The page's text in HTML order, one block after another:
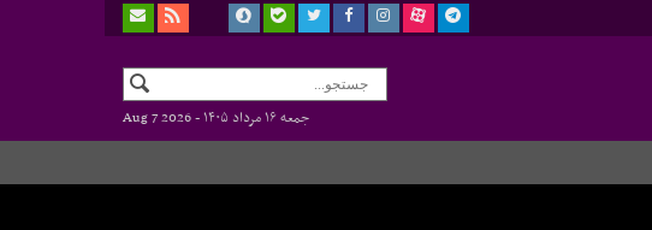
جمعه ۱۶ مرداد ۱۴۰۵ -
Aug 7 2026